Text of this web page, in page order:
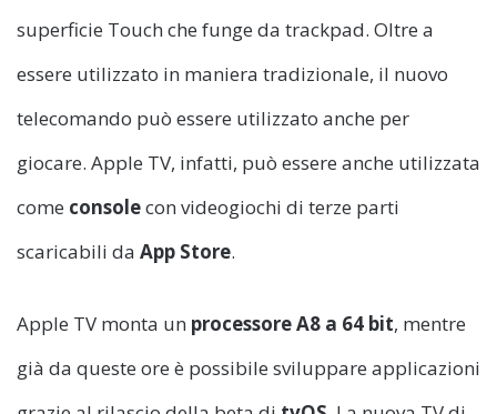
superficie Touch che funge da trackpad. Oltre a
essere utilizzato in maniera tradizionale, il nuovo
telecomando può essere utilizzato anche per
giocare. Apple TV, infatti, può essere anche utilizzata
come consolecon videogiochi di terze parti
scaricabili da App Store.
Apple TV monta un processore A8 a 64 bit, mentre
già da queste ore è possibile sviluppare applicazioni